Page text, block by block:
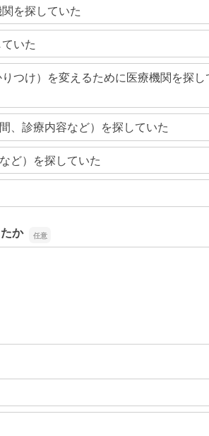
を探していた
いた
つけ）を変えるために医療機関を探し
、診療内容など）を探していた
ど）を探していた
か
か